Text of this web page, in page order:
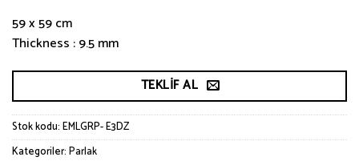
59 x 59 cm
Thickness : 9.5 mm
TEKLIF AL
Stok kodu:EMLGRP- E3DZ
Kategoriler:Parlak